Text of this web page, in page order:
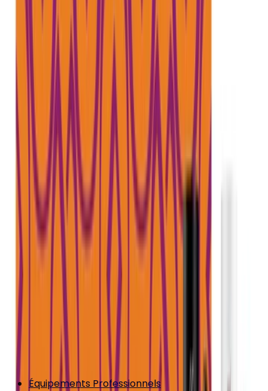
Équipements Professionnels